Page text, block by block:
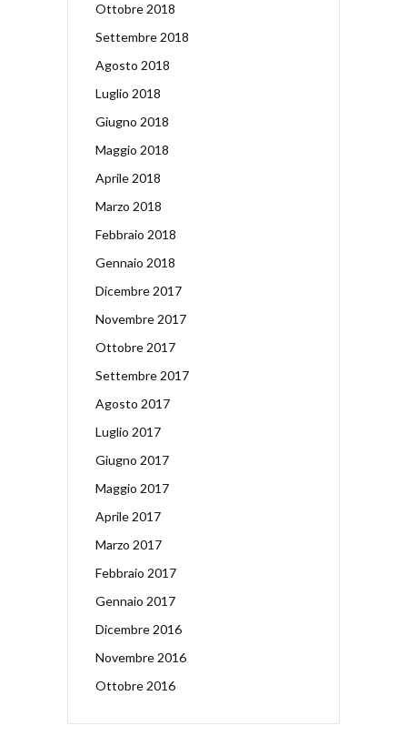
Ottobre 2018
Settembre 2018
Agosto 2018
Luglio 2018
Giugno 2018
Maggio 2018
Aprile 2018
Marzo 2018
Febbraio 2018
Gennaio 2018
Dicembre 2017
Novembre 2017
Ottobre 2017
Settembre 2017
Agosto 2017
Luglio 2017
Giugno 2017
Maggio 2017
Aprile 2017
Marzo 2017
Febbraio 2017
Gennaio 2017
Dicembre 2016
Novembre 2016
Ottobre 2016